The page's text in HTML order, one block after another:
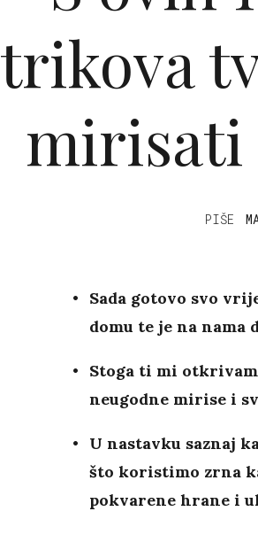
trikova
mirisati
PIŠE
Sada gotovo svo
domu te je na nama
Stoga ti mi
neugodne mirise i
U nastavku saznaj
što koristimo zrna
pokvarene hrane i